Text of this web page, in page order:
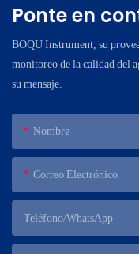
Ponte en
BOQU Instrument, su
monitoreo de la calidad del
su mensaje.
Nombre
Correo Electrónico
Teléfono/WhatsApp